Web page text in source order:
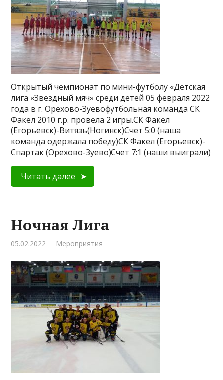
Открытый чемпионат по мини-футболу «Детская
лига «Звездный мяч» среди детей 05 февраля 2022
года в г. Орехово-Зуевофутбольная команда СК
Факел 2010 г.р. провела 2 игры.СК Факел
(Егорьевск)-Витязь(Ногинск)Счет 5:0 (наша
команда одержала победу)СК Факел (Егорьевск)-
Спартак (Орехово-Зуево)Счет 7:1 (наши выиграли)
Читать далее
Ночная Лига
05.02.2022 Мероприятия